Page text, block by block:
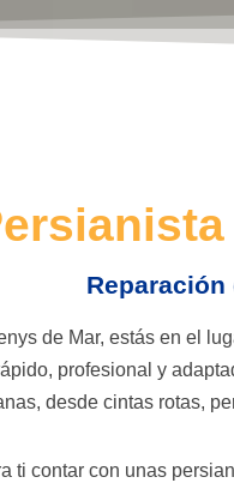
Reparación
de Mar, estás en el
profesional y
desde cintas rotas,
ti contar con unas